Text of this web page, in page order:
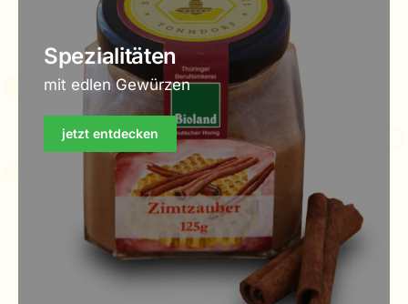
Spezialitäten
mit edlen Gewürzen
jetzt entdecken